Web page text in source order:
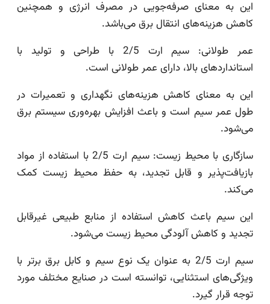
این به معنای صرفه‌جویی در مصرف انرژی و همچنین
کاهش هزینه‌های انتقال برق می‌باشد.
عمر طولانی: سیم ارت 2/5 با طراحی و تولید با
استانداردهای بالا، دارای عمر طولانی است.
این به معنای کاهش هزینه‌های نگهداری و تعمیرات در
طول عمر سیم است و باعث افزایش بهره‌وری سیستم برق
می‌شود.
سازگاری با محیط زیست: سیم ارت 2/5 با استفاده از مواد
بازیافت‌پذیر و قابل تجدید، به حفظ محیط زیست کمک
می‌کند.
این سیم باعث کاهش استفاده از منابع طبیعی غیرقابل
تجدید و کاهش آلودگی محیط زیست می‌شود.
سیم ارت 2/5 به عنوان یک نوع سیم و کابل برق برتر با
ویژگی‌های استثنایی، توانسته است در صنایع مختلف مورد
توجه قرار گیرد.